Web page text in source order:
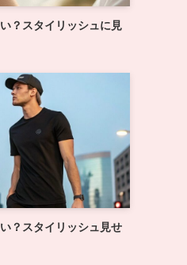
？スタイリッシュに見
？スタイリッシュ見せ